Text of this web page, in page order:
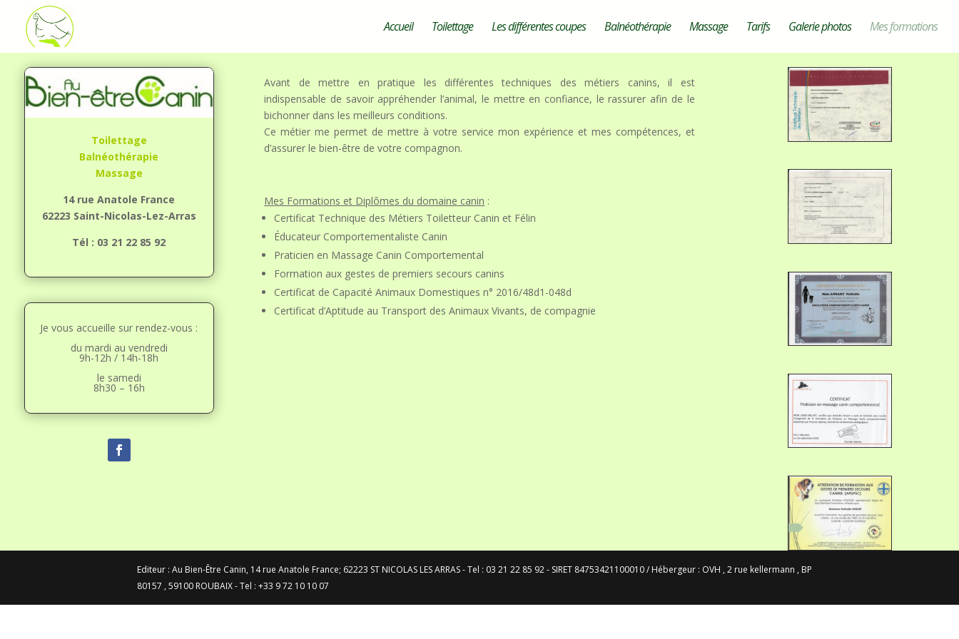
Accueil Toilettage Les différentes coupes Balnéothérapie Massage Tarifs Galerie photos Mes formations
Toilettage
Balnéothérapie
Massage
14 rue Anatole France
62223 Saint-Nicolas-Lez-Arras
Tél : 03 21 22 85 92
Je vous accueille sur rendez-vous :
du mardi au vendredi
9h-12h / 14h-18h
le samedi
8h30 – 16h
Avant de mettre en pratique les différentes techniques des métiers canins, il est
indispensable de savoir appréhender l’animal, le mettre en confiance, le rassurer afin de le
bichonner dans les meilleurs conditions.
Ce métier me permet de mettre à votre service mon expérience et mes compétences, et
d’assurer le bien-être de votre compagnon.
Mes Formations et Diplômes du domaine canin :
Certificat Technique des Métiers Toiletteur Canin et Félin
Éducateur Comportementaliste Canin
Praticien en Massage Canin Comportemental
Formation aux gestes de premiers secours canins
Certificat de Capacité Animaux Domestiques n° 2016/48d1-048d
Certificat d’Aptitude au Transport des Animaux Vivants, de compagnie
Editeur : Au Bien-Être Canin, 14 rue Anatole France; 62223 ST NICOLAS LES ARRAS - Tel : 03 21 22 85 92 - SIRET 84753421100010 / Hébergeur : OVH , 2 rue kellermann , BP
80157 , 59100 ROUBAIX - Tel : +33 9 72 10 10 07